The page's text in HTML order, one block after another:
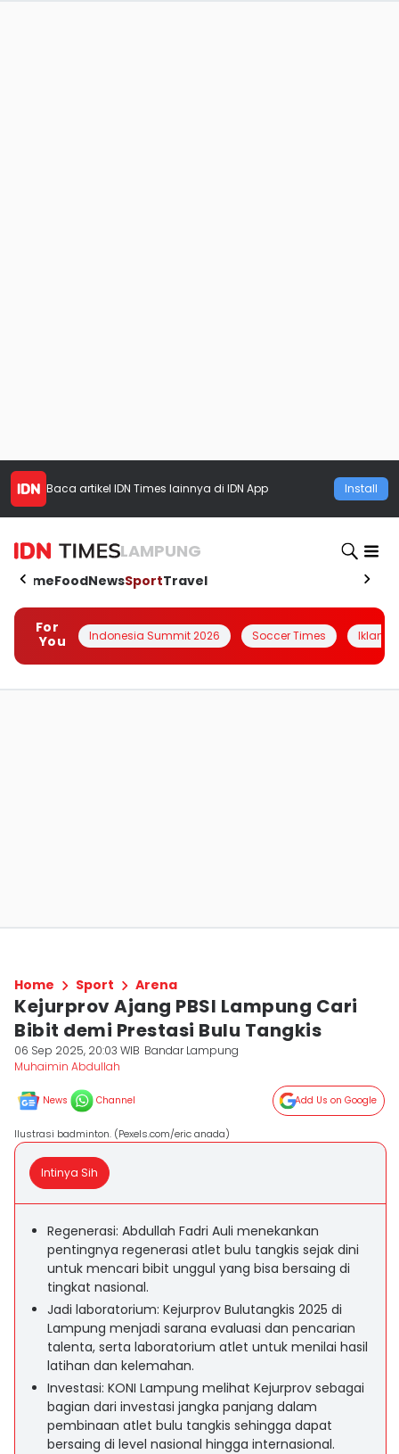
Baca artikel IDN Times lainnya di IDN App Install
LAMPUNG
HomeFoodNewsSportTravel
For
You
Indonesia Summit 2026 Soccer Times Iklanin
Home Sport Arena
Kejurprov Ajang PBSI Lampung Cari
Bibit demi Prestasi Bulu Tangkis
06 Sep 2025, 20:03 WIB Bandar Lampung
Muhaimin Abdullah
News Channel Add Us on Google
Ilustrasi badminton. (Pexels.com/eric anada)
Intinya Sih
Regenerasi: Abdullah Fadri Auli menekankan
pentingnya regenerasi atlet bulu tangkis sejak dini
untuk mencari bibit unggul yang bisa bersaing di
tingkat nasional.
Jadi laboratorium: Kejurprov Bulutangkis 2025 di
Lampung menjadi sarana evaluasi dan pencarian
talenta, serta laboratorium atlet untuk menilai hasil
latihan dan kelemahan.
Investasi: KONI Lampung melihat Kejurprov sebagai
bagian dari investasi jangka panjang dalam
pembinaan atlet bulu tangkis sehingga dapat
bersaing di level nasional hingga internasional.